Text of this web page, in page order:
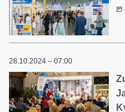
28.10.2024 – 07:00